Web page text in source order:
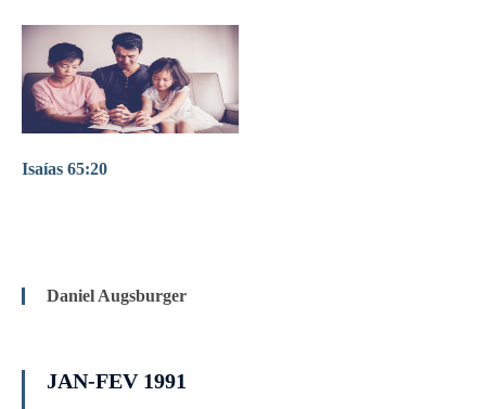
Isaías 65:20
Daniel Augsburger
JAN-FEV 1991